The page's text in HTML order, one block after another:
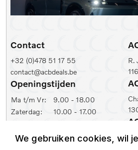
Kilometerstand
Kilometerstand
1e inschrijfdatum
1e inschrijfdatum
Contact
+32 (0)478 51 17 55
contact@acbdeals.be
Openingstijden
Ma t/m Vr:
9.00 - 18.00
Zaterdag:
10.00 - 17.00
ACB Zaventem
Leuvensesteenweg 430
R.
We gebruiken cookies, wil